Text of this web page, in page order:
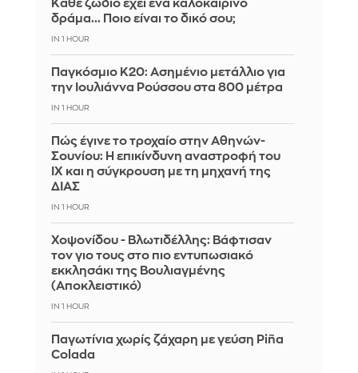
Κάθε ζώδιο έχει ένα καλοκαιρινό
δράμα... Ποιο είναι το δικό σου;
IN 1 HOUR
Παγκόσμιο Κ20: Ασημένιο μετάλλιο για
την Ιουλιάννα Ρούσσου στα 800 μέτρα
IN 1 HOUR
Πώς έγινε το τροχαίο στην Αθηνών-
Σουνίου: Η επικίνδυνη αναστροφή του
ΙΧ και η σύγκρουση με τη μηχανή της
ΔΙΑΣ
IN 1 HOUR
Χοψονίδου - Βλωτιδέλλης: Βάφτισαν
τον γιο τους στο πιο εντυπωσιακό
εκκλησάκι της Βουλιαγμένης
(Αποκλειστικό)
IN 1 HOUR
Παγωτίνια χωρίς ζάχαρη με γεύση Piña
Colada